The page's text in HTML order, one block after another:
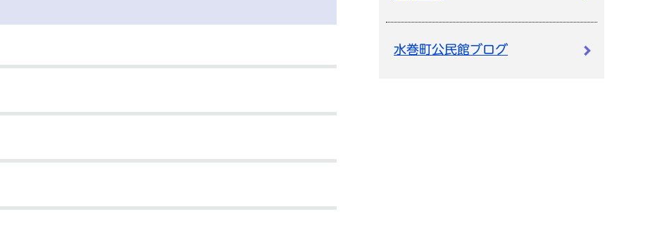
水巻町公民館ブログ